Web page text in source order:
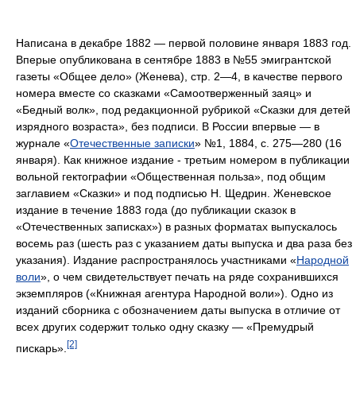
Написана в декабре 1882 — первой половине января 1883 год.
Вперые опубликована в сентябре 1883 в №55 эмигрантской
газеты «Общее дело» (Женева), стр. 2—4, в качестве первого
номера вместе со сказками «Самоотверженный заяц» и
«Бедный волк», под редакционной рубрикой «Сказки для детей
изрядного возраста», без подписи. В России впервые — в
журнале «Отечественные записки» №1, 1884, с. 275—280 (16
января). Как книжное издание - третьим номером в публикации
вольной гектографии «Общественная польза», под общим
заглавием «Сказки» и под подписью Н. Щедрин. Женевское
издание в течение 1883 года (до публикации сказок в
«Отечественных записках») в разных форматах выпускалось
восемь раз (шесть раз с указанием даты выпуска и два раза без
указания). Издание распространялось участниками «Народной
воли», о чем свидетельствует печать на ряде сохранившихся
экземпляров («Книжная агентура Народной воли»). Одно из
изданий сборника с обозначением даты выпуска в отличие от
всех других содержит только одну сказку — «Премудрый
пискарь». [2]